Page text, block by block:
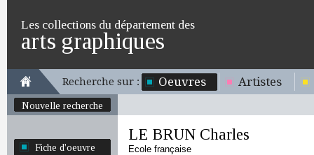
Les collections du département des
arts graphiques
Recherche sur : Oeuvres Artistes
Nouvelle recherche
Fiche d'oeuvre
LE BRUN Charles
Ecole française